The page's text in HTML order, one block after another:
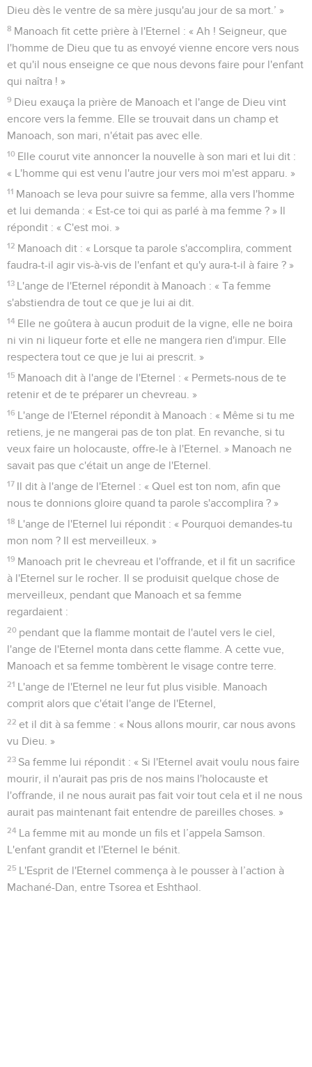
Dieu dès le ventre de sa mère jusqu'au jour de sa mort.’ »
8 Manoach fit cette prière à l'Eternel : « Ah ! Seigneur, que
l'homme de Dieu que tu as envoyé vienne encore vers nous
et qu'il nous enseigne ce que nous devons faire pour l'enfant
qui naîtra ! »
9 Dieu exauça la prière de Manoach et l'ange de Dieu vint
encore vers la femme. Elle se trouvait dans un champ et
Manoach, son mari, n'était pas avec elle.
10 Elle courut vite annoncer la nouvelle à son mari et lui dit :
« L'homme qui est venu l'autre jour vers moi m'est apparu. »
11 Manoach se leva pour suivre sa femme, alla vers l'homme
et lui demanda : « Est-ce toi qui as parlé à ma femme ? » Il
répondit : « C'est moi. »
12 Manoach dit : « Lorsque ta parole s'accomplira, comment
faudra-t-il agir vis-à-vis de l'enfant et qu'y aura-t-il à faire ? »
13 L'ange de l'Eternel répondit à Manoach : « Ta femme
s'abstiendra de tout ce que je lui ai dit.
14 Elle ne goûtera à aucun produit de la vigne, elle ne boira
ni vin ni liqueur forte et elle ne mangera rien d'impur. Elle
respectera tout ce que je lui ai prescrit. »
15 Manoach dit à l'ange de l'Eternel : « Permets-nous de te
retenir et de te préparer un chevreau. »
16 L'ange de l'Eternel répondit à Manoach : « Même si tu me
retiens, je ne mangerai pas de ton plat. En revanche, si tu
veux faire un holocauste, offre-le à l'Eternel. » Manoach ne
savait pas que c'était un ange de l'Eternel.
17 Il dit à l'ange de l'Eternel : « Quel est ton nom, afin que
nous te donnions gloire quand ta parole s'accomplira ? »
18 L'ange de l'Eternel lui répondit : « Pourquoi demandes-tu
mon nom ? Il est merveilleux. »
19 Manoach prit le chevreau et l'offrande, et il fit un sacrifice
à l'Eternel sur le rocher. Il se produisit quelque chose de
merveilleux, pendant que Manoach et sa femme
regardaient :
20 pendant que la flamme montait de l'autel vers le ciel,
l'ange de l'Eternel monta dans cette flamme. A cette vue,
Manoach et sa femme tombèrent le visage contre terre.
21 L'ange de l'Eternel ne leur fut plus visible. Manoach
comprit alors que c'était l'ange de l'Eternel,
22 et il dit à sa femme : « Nous allons mourir, car nous avons
vu Dieu. »
23 Sa femme lui répondit : « Si l'Eternel avait voulu nous faire
mourir, il n'aurait pas pris de nos mains l'holocauste et
l'offrande, il ne nous aurait pas fait voir tout cela et il ne nous
aurait pas maintenant fait entendre de pareilles choses. »
24 La femme mit au monde un fils et l’appela Samson.
L'enfant grandit et l'Eternel le bénit.
25 L'Esprit de l'Eternel commença à le pousser à l’action à
Machané-Dan, entre Tsorea et Eshthaol.